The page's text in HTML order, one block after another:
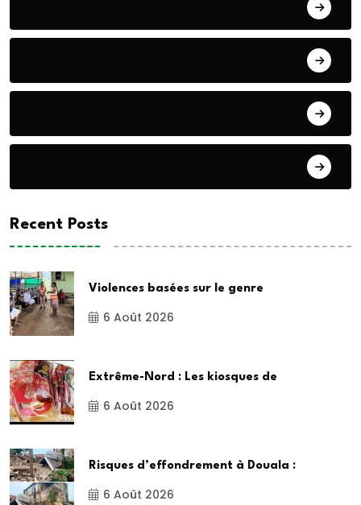
Recent Posts
Violences basées sur le genre
6 Août 2026
Extrême-Nord : Les kiosques de
6 Août 2026
Risques d’effondrement à Douala :
6 Août 2026